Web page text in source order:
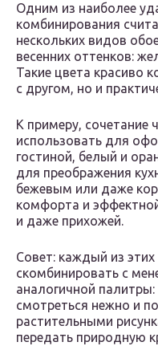
Одним из наиболее
комбинирования
нескольких видов
весенних оттенков:
Такие цвета красиво
с другом, но и
К примеру, сочетание
использовать для
гостиной, белый и
для преображения
бежевым или даже
комфорта и
и даже прихожей.
Совет: каждый из
скомбинировать с
аналогичной
смотреться нежно и
растительными
передать природную